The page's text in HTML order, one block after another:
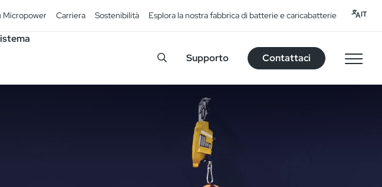
Micropower Carriera Sostenibilità Esplora la nostra fabbrica di batterie e caricabatterie IT
Supporto
Contattaci